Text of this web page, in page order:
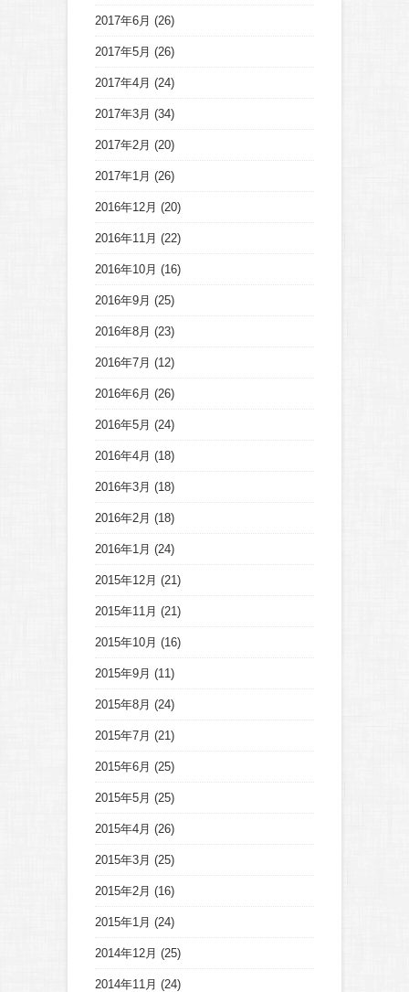
2017年6月 (26)
2017年5月 (26)
2017年4月 (24)
2017年3月 (34)
2017年2月 (20)
2017年1月 (26)
2016年12月 (20)
2016年11月 (22)
2016年10月 (16)
2016年9月 (25)
2016年8月 (23)
2016年7月 (12)
2016年6月 (26)
2016年5月 (24)
2016年4月 (18)
2016年3月 (18)
2016年2月 (18)
2016年1月 (24)
2015年12月 (21)
2015年11月 (21)
2015年10月 (16)
2015年9月 (11)
2015年8月 (24)
2015年7月 (21)
2015年6月 (25)
2015年5月 (25)
2015年4月 (26)
2015年3月 (25)
2015年2月 (16)
2015年1月 (24)
2014年12月 (25)
2014年11月 (24)